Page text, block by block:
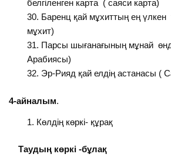
белгіленген карта ( саяси карта)
Баренц қай мұхиттың ең үлкен
мұхит)
Парсы шығанағының мұнай
Арабиясы)
Эр-Рияд қай елдің астанасы (
4-айналым.
Көлдің көркі- құрақ
Таудың көркі -бұлақ